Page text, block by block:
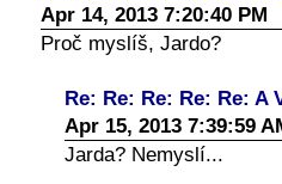
Apr 14, 2013 7:20:40 PM
Proč myslíš, Jardo?
Re: Re: Re: Re: Re: A
Apr 15, 2013 7:39:59
Jarda? Nemyslí...